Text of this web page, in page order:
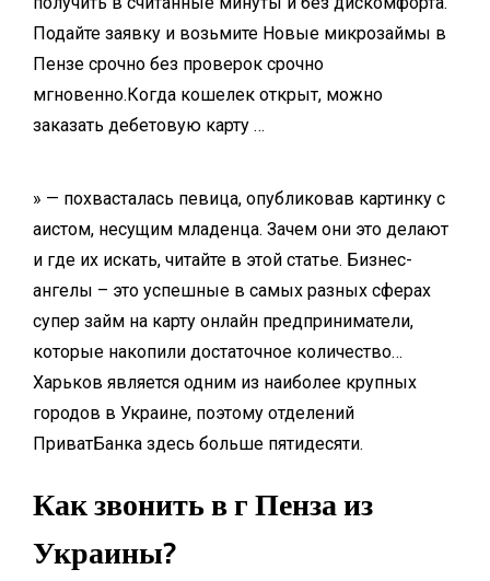
Подайте заявку и возьмите Новые микрозаймы в
Пензе срочно без проверок срочно
мгновенно.Когда кошелек открыт, можно
заказать дебетовую карту …
» — похвасталась певица, опубликовав картинку с
аистом, несущим младенца. Зачем они это делают
и где их искать, читайте в этой статье. Бизнес-
ангелы – это успешные в самых разных сферах
супер займ на карту онлайн предприниматели,
которые накопили достаточное количество…
Харьков является одним из наиболее крупных
городов в Украине, поэтому отделений
ПриватБанка здесь больше пятидесяти.
Как звонить в г Пенза из
Украины?